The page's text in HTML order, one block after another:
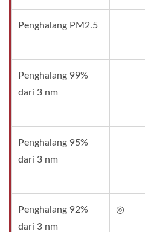
Penghalang PM2.5
Penghalang 99%
dari 3 nm
Penghalang 95%
dari 3 nm
Penghalang 92%
dari 3 nm
◎